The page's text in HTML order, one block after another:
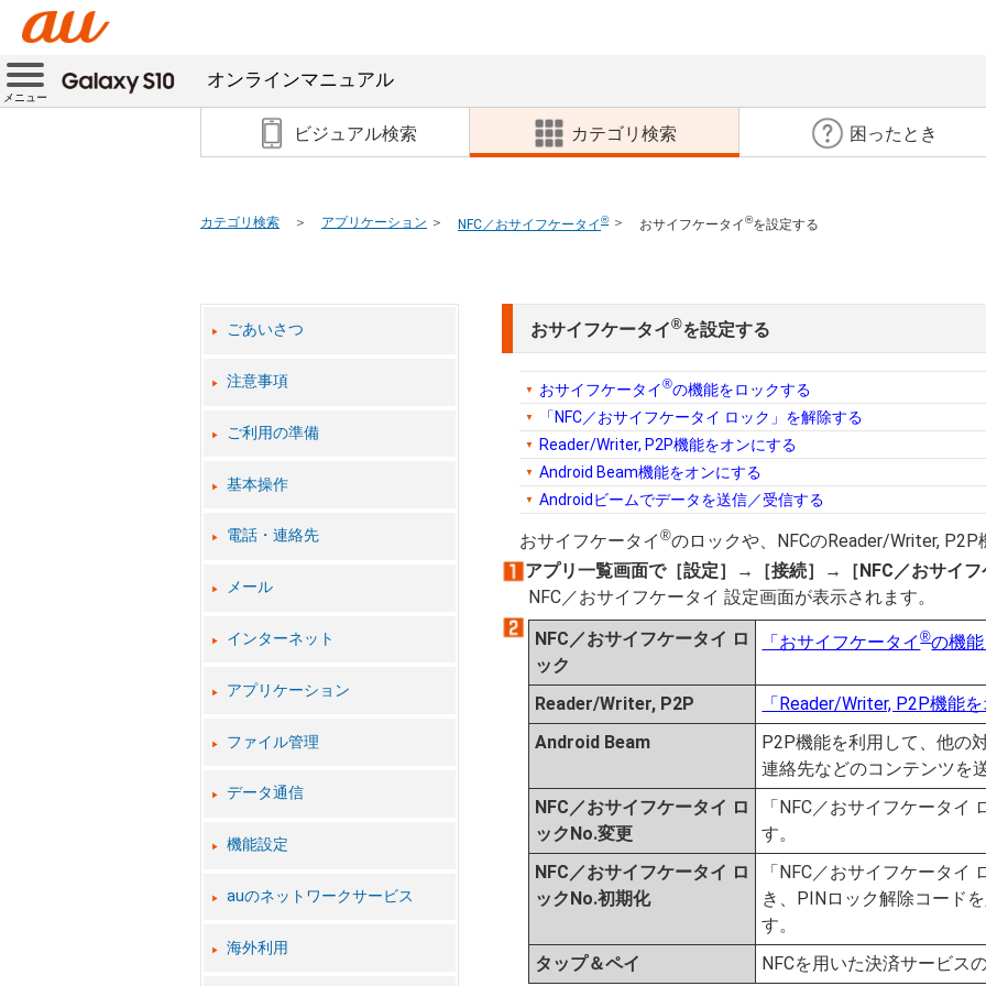
メニュー
オンラインマニュアル
ビジュアル検索 カテゴリ検索 困ったとき
カテゴリ検索 アプリケーション NFC／おサイフケータイ® おサイフケータイ®を設定する
ごあいさつ
注意事項
ご利用の準備
基本操作
電話・連絡先
メール
インターネット
アプリケーション
ファイル管理
データ通信
機能設定
auのネットワークサービス
海外利用
おサイフケータイ®を設定する
おサイフケータイ®の機能をロックする
「NFC／おサイフケータイ ロック」を解除する
Reader/Writer, P2P機能をオンにする
Android Beam機能をオンにする
Androidビームでデータを送信／受信する
おサイフケータイ®のロックや、NFCのReader/Writer,
アプリ一覧画面で［設定］→［接続］→［NFC／おサイフ
NFC／おサイフケータイ 設定画面が表示されます。
NFC／おサイフケータイ ロ
ック
「おサイフケータイ®の機
Reader/Writer, P2P
「Reader/Writer, P2P機能
Android Beam
P2P機能を利用して、他の
連絡先などのコンテンツを
NFC／おサイフケータイ ロ
ックNo.変更
「NFC／おサイフケータイ
す。
NFC／おサイフケータイ ロ
ックNo.初期化
「NFC／おサイフケータイ
き、PINロック解除コード
す。
タップ＆ペイ
NFCを用いた決済サービス